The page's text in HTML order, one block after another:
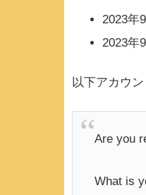
2023年
2023年
以下アカウ
Are you
What is